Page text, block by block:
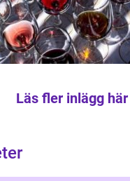
Läs fler inlägg här